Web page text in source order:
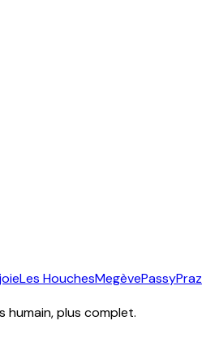
Les HouchesMegèvePassy
humain, plus complet.